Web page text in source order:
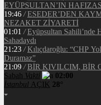
EYÜPSULTAN’IN
19:46 / ESEDER’DEN
NEZAKET ZİYARETİ
01:01 / Eyüpsultan Sahili’nde
Sahadaydı
21:23 / Kılıçdaroğlu: “CHP
Duramaz”
21:09 / BİR KIVILCIM, BİR
Sabah Vakti
02:00
İstanbul AÇIK 28°